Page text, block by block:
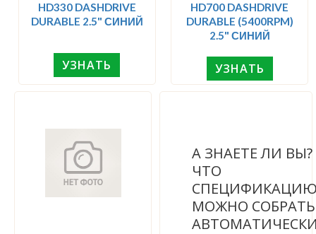
HD330 DASHDRIVE
DURABLE 2.5" СИНИЙ
УЗНАТЬ
HD700 DASHDRIVE
DURABLE (5400RPM)
2.5" СИНИЙ
УЗНАТЬ
А ЗНАЕТЕ ЛИ ВЫ?
ЧТО
МОЖНО СОБРАТЬ